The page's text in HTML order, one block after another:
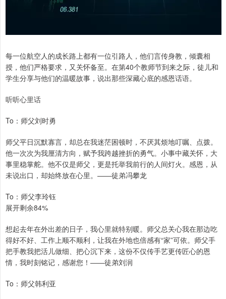
每一位航空人的成长路上都有一位引路人，他们言传身教，倾囊相
授，他们严格要求，又关怀备至。在第40个教师节到来之际，徒儿和
学生分享与他们的温暖故事，说出那些深藏心底的感恩话语。
听听心里话
To：师父刘时勇
师父平日沉默寡言，却总在我迷茫困顿时，不厌其烦地叮嘱、点拨。
他一次次为我厘清方向，赋予我跨越挫折的勇气。小事中藏关怀，大
事里稳掌舵。他不仅是师父，更是托举我前行的人间灯火。感恩，从
未说出口，却始终放在心里。——徒弟冯攀龙
To：师父李玲钰
展开剩余84%
想起去年在外出差的日子，我心里就特别暖。师父总关心我在那边吃
得好不好、工作上顺不顺利，让我在外地也倍感有“家”可依。师父手
把手教我把活儿做细、把心沉下来，这份不仅传手艺更传匠心的恩
情，我时刻铭记，感谢您！——徒弟刘润
To：师父韩利亚